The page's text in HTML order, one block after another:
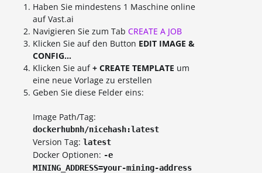
Haben Sie mindestens 1 Maschine online
auf Vast.ai
Navigieren Sie zum Tab CREATE A JOB
Klicken Sie auf den Button EDIT IMAGE &
CONFIG...
Klicken Sie auf+ CREATE TEMPLATE um
eine neue Vorlage zu erstellen
Geben Sie diese Felder eins:
Image Path/Tag:
dockerhubnh/nicehash:latest
Version Tag: latest
Docker Optionen: -e
MINING_ADDRESS=your-mining-address